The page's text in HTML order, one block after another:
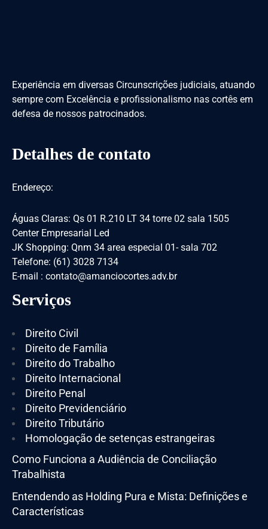
Experiência em diversas Circunscrições judiciais, atuando
sempre com Excelência e profissionalismo nas cortês em
defesa de nossos patrocinados.
Detalhes de contato
Endereço:
Águas Claras: Qs 01 R.210 LT 34 torre 02 sala 1505
Center Empresarial Led
JK Shopping: Qnm 34 area especial 01- sala 702
Telefone: (61) 3028 7134
E-mail : contato@amanciocortes.adv.br
Serviços
Direito Civil
Direito de Família
Direito do Trabalho
Direito Internacional
Direito Penal
Direito Previdenciário
Direito Tributário
Homologação de setenças estrangeiras
Como Funciona a Audiência de Conciliação
Trabalhista
Entendendo as Holding Pura e Mista: Definições e
Características